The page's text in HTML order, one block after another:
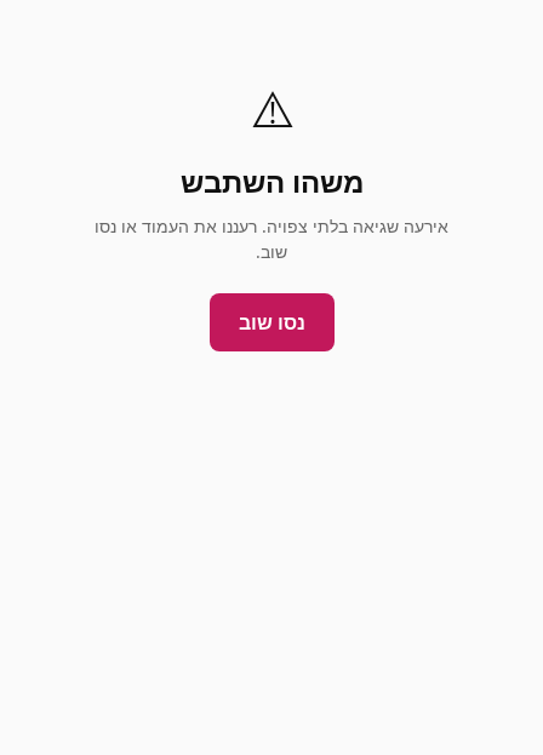
⚠️
משהו השתבש
אירעה שגיאה בלתי צפויה. רעננו את העמוד או נסו
שוב.
נסו שוב